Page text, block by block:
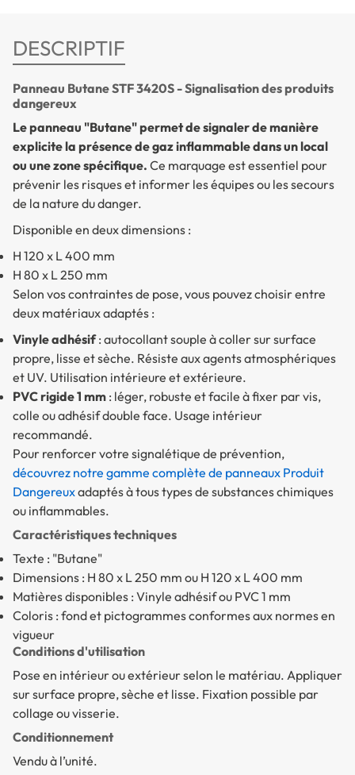
DESCRIPTIF
Panneau Butane STF 3420S - Signalisation des produits
dangereux
Le panneau "Butane" permet de signaler de manière
explicite la présence de gaz inflammable dans un local
ou une zone spécifique. Ce marquage est essentiel pour
prévenir les risques et informer les équipes ou les secours
de la nature du danger.
Disponible en deux dimensions :
H 120 x L 400 mm
H 80 x L 250 mm
Selon vos contraintes de pose, vous pouvez choisir entre
deux matériaux adaptés :
Vinyle adhésif: autocollant souple à coller sur surface
propre, lisse et sèche. Résiste aux agents atmosphériques
et UV. Utilisation intérieure et extérieure.
PVC rigide 1 mm : léger, robuste et facile à fixer par vis,
colle ou adhésif double face. Usage intérieur
recommandé.
Pour renforcer votre signalétique de prévention,
découvrez notre gamme complète de panneaux Produit
Dangereuxadaptés à tous types de substances chimiques
ou inflammables.
Caractéristiques techniques
Texte : "Butane"
Dimensions : H 80 x L 250 mm ou H 120 x L 400 mm
Matières disponibles : Vinyle adhésif ou PVC 1 mm
Coloris : fond et pictogrammes conformes aux normes en
vigueur
Conditions d'utilisation
Pose en intérieur ou extérieur selon le matériau. Appliquer
sur surface propre, sèche et lisse. Fixation possible par
collage ou visserie.
Conditionnement
Vendu à l’unité.